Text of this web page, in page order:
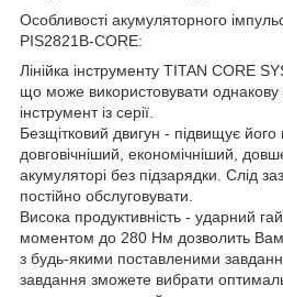
Особливості акумуляторного
PIS2821B-CORE:
Лінійка інструменту TITAN CORE
що може використовувати
інструмент із серії.
Безщітковий двигун - підвищує його
довговічніший, економічніший,
акумуляторі без підзарядки. Слід
постійно обслуговувати.
Висока продуктивність - ударний
моментом до 280 Нм дозволить
з будь-якими поставленими
завдання зможете вибрати